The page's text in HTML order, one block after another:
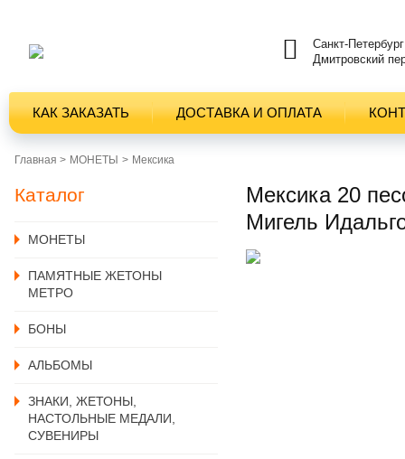
Санкт-Петербург
Дмитровский
КАК ЗАКАЗАТЬ ДОСТАВКА И ОПЛАТА
Главная > MОНЕТЫ Мексика
Каталог
MОНЕТЫ
ПАМЯТНЫЕ ЖЕТОНЫ
МЕТРО
БОНЫ
АЛЬБОМЫ
ЗНАКИ, ЖЕТОНЫ,
НАСТОЛЬНЫЕ МЕДАЛИ,
СУВЕНИРЫ
Мексика 20
Мигель